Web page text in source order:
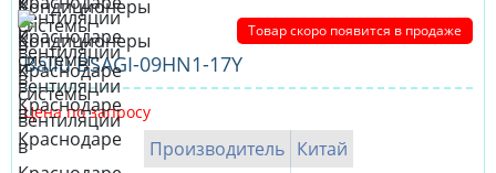
Товар скоро появится в продаже
Ballu BSAGI-09HN1-17Y
Цена по запросу
Производитель Китай